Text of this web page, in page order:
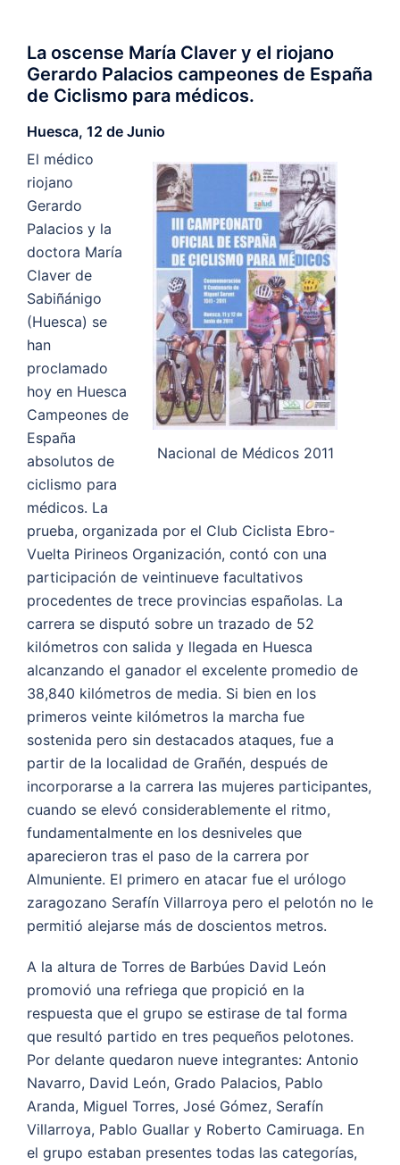
La oscense María Claver y el riojano
Gerardo Palacios campeones de España
de Ciclismo para médicos.
Huesca, 12 de Junio
Nacional de Médicos 2011
El médico
riojano
Gerardo
Palacios y la
doctora María
Claver de
Sabiñánigo
(Huesca) se
han
proclamado
hoy en Huesca
Campeones de
España
absolutos de
ciclismo para
médicos. La
prueba, organizada por el Club Ciclista Ebro-
Vuelta Pirineos Organización, contó con una
participación de veintinueve facultativos
procedentes de trece provincias españolas. La
carrera se disputó sobre un trazado de 52
kilómetros con salida y llegada en Huesca
alcanzando el ganador el excelente promedio de
38,840 kilómetros de media. Si bien en los
primeros veinte kilómetros la marcha fue
sostenida pero sin destacados ataques, fue a
partir de la localidad de Grañén, después de
incorporarse a la carrera las mujeres participantes,
cuando se elevó considerablemente el ritmo,
fundamentalmente en los desniveles que
aparecieron tras el paso de la carrera por
Almuniente. El primero en atacar fue el urólogo
zaragozano Serafín Villarroya pero el pelotón no le
permitió alejarse más de doscientos metros.
A la altura de Torres de Barbúes David León
promovió una refriega que propició en la
respuesta que el grupo se estirase de tal forma
que resultó partido en tres pequeños pelotones.
Por delante quedaron nueve integrantes: Antonio
Navarro, David León, Grado Palacios, Pablo
Aranda, Miguel Torres, José Gómez, Serafín
Villarroya, Pablo Guallar y Roberto Camiruaga. En
el grupo estaban presentes todas las categorías,